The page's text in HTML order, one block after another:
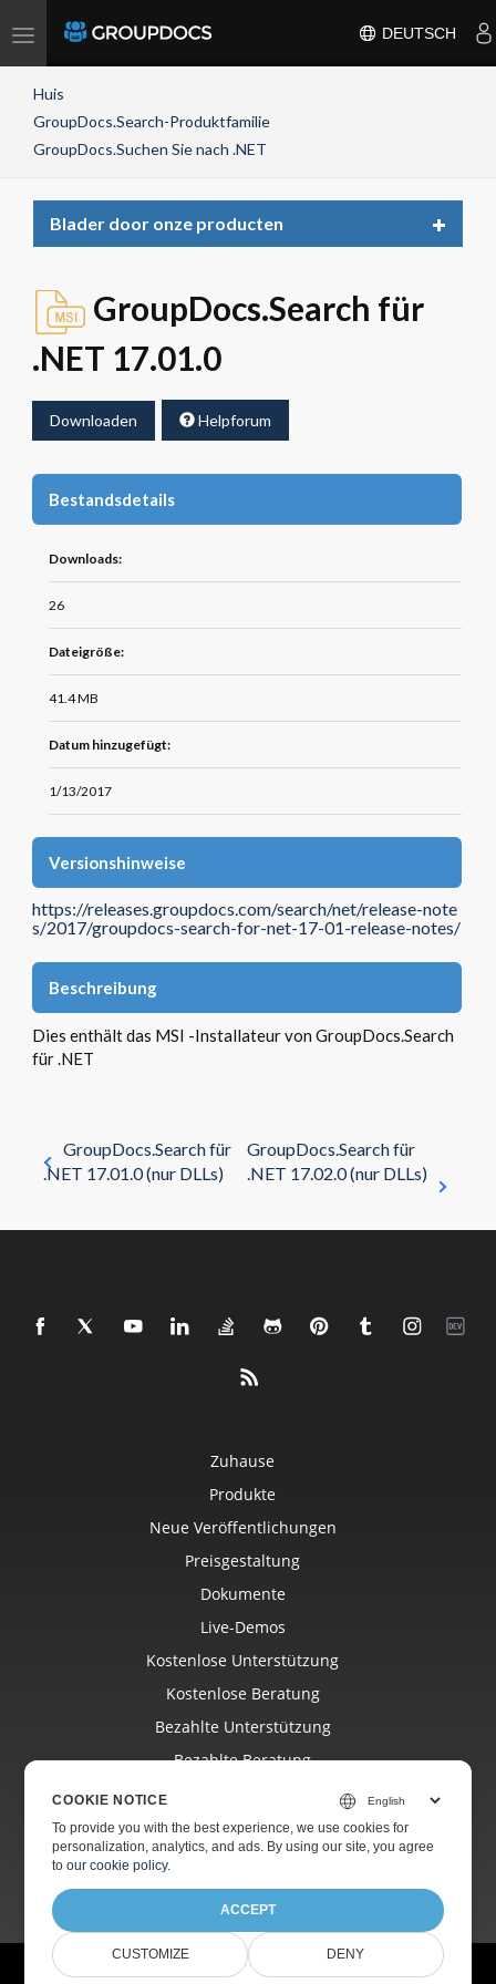
Toggle
DEUTSCH
Huis
GroupDocs.Search-Produktfamilie
GroupDocs.Suchen Sie nach .NET
Blader door onze producten
Toggle
GroupDocs.Search für
.NET 17.01.0
Downloaden Helpforum
Bestandsdetails
Downloads:
26
Dateigröße:
41.4 MB
Datum hinzugefügt:
1/13/2017
Versionshinweise
https://releases.groupdocs.com/search/net/release-note
s/2017/groupdocs-search-for-net-17-01-release-notes/
Beschreibung
Dies enthält das MSI -Installateur von GroupDocs.Search
für .NET
GroupDocs.Search für
.NET 17.01.0 (nur DLLs)
GroupDocs.Search für
.NET 17.02.0 (nur DLLs)
Zuhause
Produkte
Neue Veröffentlichungen
Preisgestaltung
Dokumente
Live-Demos
Kostenlose Unterstützung
Kostenlose Beratung
Bezahlte Unterstützung
Bezahlte Beratung
Webseiten
© Aspose Pty Ltd 2001-2026. Alle Rechte vorbehalten.
COOKIE NOTICE
To provide you with the best experience, we use cookies for
personalization, analytics, and ads. By using our site, you agree
toour cookie policy.
ACCEPT
CUSTOMIZE DENY